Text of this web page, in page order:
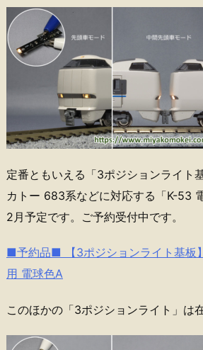
定番ともいえる「3ポジションライト
カトー 683系などに対応する「K-53
2月予定です。ご予約受付中です。
■予約品■ 【3ポジションライト基板
用 電球色A
このほかの「3ポジションライト」は